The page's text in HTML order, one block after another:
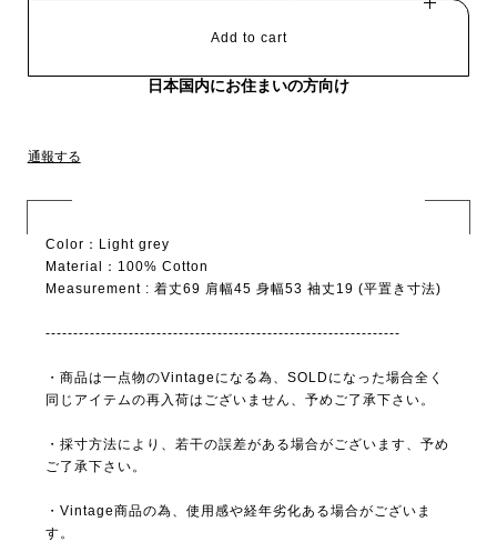
Add to cart
日本国内にお住まいの方向け
通報する
Color：Light grey
Material：100% Cotton
Measurement : 着丈69 肩幅45 身幅53 袖丈19 (平置き寸法)
----------------------------------------------------------------
・商品は一点物のVintageになる為、SOLDになった場合全く
同じアイテムの再入荷はございません、予めご了承下さい。
・採寸方法により、若干の誤差がある場合がございます、予め
ご了承下さい。
・Vintage商品の為、使用感や経年劣化ある場合がございま
す。